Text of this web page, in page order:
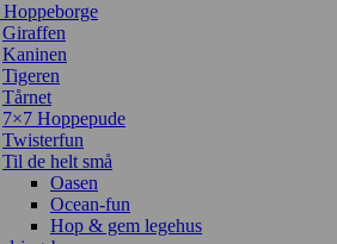
Hoppeborge
Giraffen
Kaninen
Tigeren
Tårnet
7×7 Hoppepude
Twisterfun
Til de helt små
Oasen
Ocean-fun
Hop & gem legehus